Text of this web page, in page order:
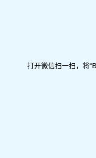
打开微信扫一扫，将